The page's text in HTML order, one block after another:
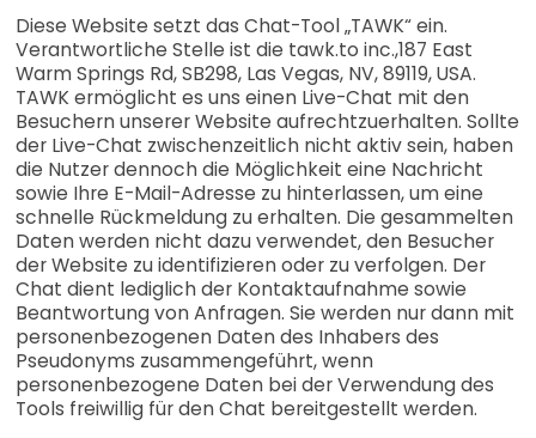
Diese Website setzt das Chat-Tool „TAWK“ ein.
Verantwortliche Stelle ist die tawk.to inc.,187 East
Warm Springs Rd, SB298, Las Vegas, NV, 89119, USA.
TAWK ermöglicht es uns einen Live-Chat mit den
Besuchern unserer Website aufrechtzuerhalten. Sollte
der Live-Chat zwischenzeitlich nicht aktiv sein, haben
die Nutzer dennoch die Möglichkeit eine Nachricht
sowie Ihre E-Mail-Adresse zu hinterlassen, um eine
schnelle Rückmeldung zu erhalten. Die gesammelten
Daten werden nicht dazu verwendet, den Besucher
der Website zu identifizieren oder zu verfolgen. Der
Chat dient lediglich der Kontaktaufnahme sowie
Beantwortung von Anfragen. Sie werden nur dann mit
personenbezogenen Daten des Inhabers des
Pseudonyms zusammengeführt, wenn
personenbezogene Daten bei der Verwendung des
Tools freiwillig für den Chat bereitgestellt werden.